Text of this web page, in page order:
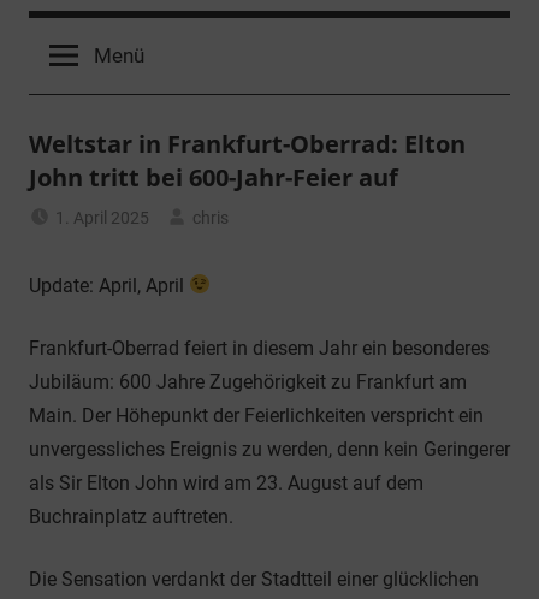
Menü
Weltstar in Frankfurt-Oberrad: Elton
John tritt bei 600-Jahr-Feier auf
1. April 2025
chris
Update: April, April
Frankfurt-Oberrad feiert in diesem Jahr ein besonderes
Jubiläum: 600 Jahre Zugehörigkeit zu Frankfurt am
Main. Der Höhepunkt der Feierlichkeiten verspricht ein
unvergessliches Ereignis zu werden, denn kein Geringerer
als Sir Elton John wird am 23. August auf dem
Buchrainplatz auftreten.
Die Sensation verdankt der Stadtteil einer glücklichen